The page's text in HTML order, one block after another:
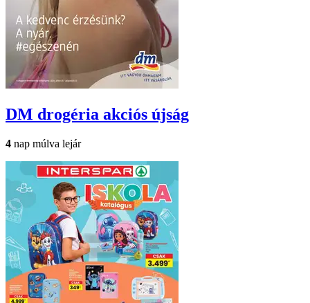
DM drogéria akciós újság
4 nap múlva lejár